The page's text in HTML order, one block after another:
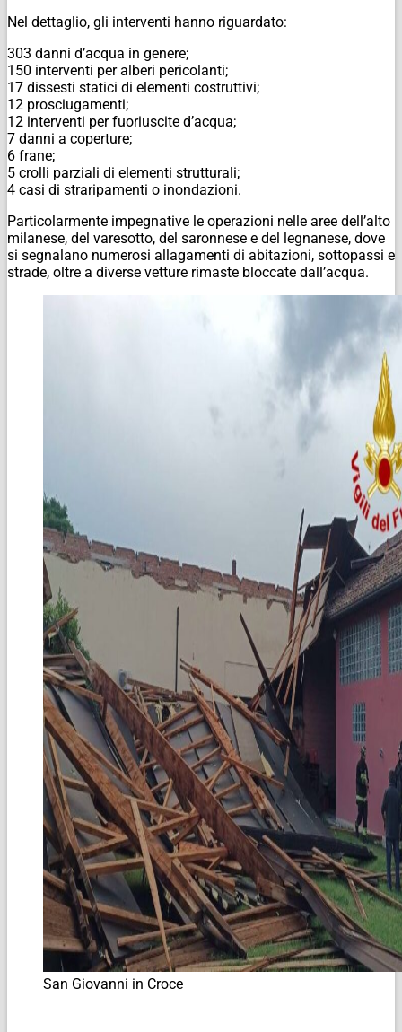
Nel dettaglio, gli interventi hanno riguardato:
303 danni d’acqua in genere;
150 interventi per alberi pericolanti;
17 dissesti statici di elementi costruttivi;
12 prosciugamenti;
12 interventi per fuoriuscite d’acqua;
7 danni a coperture;
6 frane;
5 crolli parziali di elementi strutturali;
4 casi di straripamenti o inondazioni.
Particolarmente impegnative le operazioni nelle aree dell’alto
milanese, del varesotto, del saronnese e del legnanese, dove
si segnalano numerosi allagamenti di abitazioni, sottopassi e
strade, oltre a diverse vetture rimaste bloccate dall’acqua.
San Giovanni in Croce